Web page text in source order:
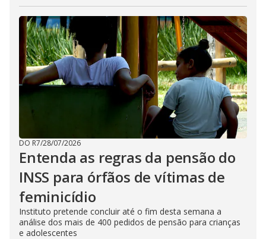
DO R7/28/07/2026
Entenda as regras da pensão do
INSS para órfãos de vítimas de
feminicídio
Instituto pretende concluir até o fim desta semana a
análise dos mais de 400 pedidos de pensão para crianças
e adolescentes